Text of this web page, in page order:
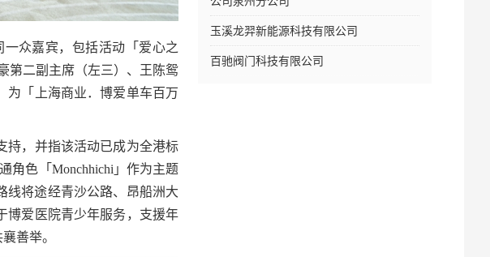
玉溪龙羿新能源科技有限公司
百驰阀门科技有限公司
众嘉宾，包括活动「爱心之
第二副主席（左三）、王陈鸳
为「上海商业．博爱单车百万
持，并指该活动已成为全港标
角色「Monchhichi」作为主题
线将途经青沙公路、昂船洲大
博爱医院青少年服务，支援年
善举。